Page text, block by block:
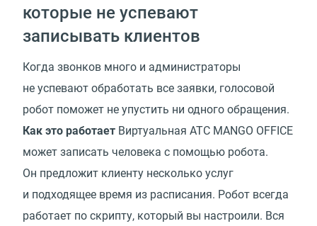
которые не успевают
записывать клиентов
Когда звонков много и администраторы
не успевают обработать все заявки, голосовой
робот поможет не упустить ни одного обращения.
Как это работает Виртуальная АТС MANGO OFFICE
может записать человека с помощью робота.
Он предложит клиенту несколько услуг
и подходящее время из расписания. Робот всегда
работает по скрипту, который вы настроили. Вся